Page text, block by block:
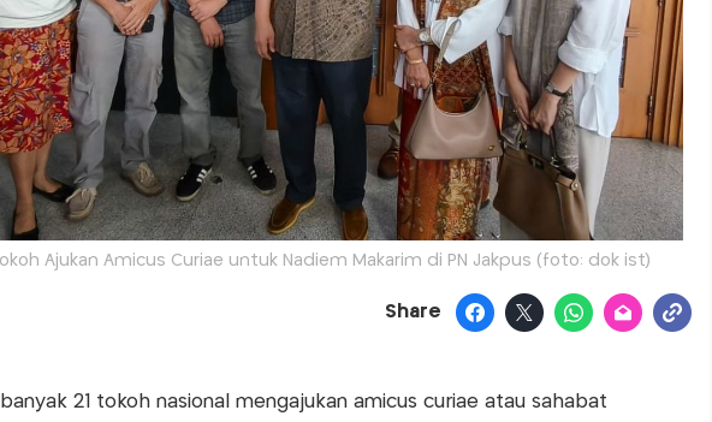
Ajukan Amicus Curiae untuk Nadiem Makarim di PN Jakpus (foto: dok ist)
Share
21 tokoh nasional mengajukan amicus curiae atau sahabat